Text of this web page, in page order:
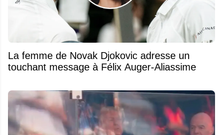
La femme de Novak Djokovic adresse un
touchant message à Félix Auger-Aliassime